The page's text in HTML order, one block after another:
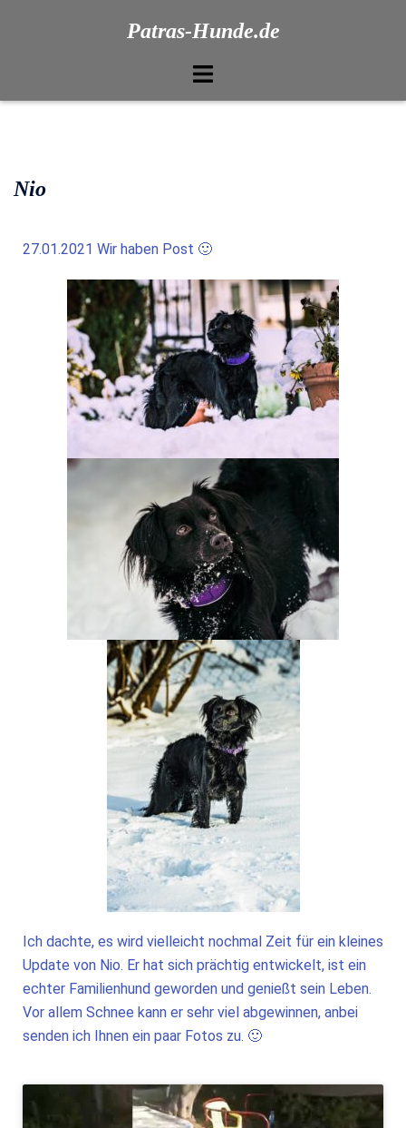
Patras-Hunde.de
Nio
27.01.2021 Wir haben Post 🙂
Ich dachte, es wird vielleicht nochmal Zeit für ein kleines
Update von Nio. Er hat sich prächtig entwickelt, ist ein
echter Familienhund geworden und genießt sein Leben.
Vor allem Schnee kann er sehr viel abgewinnen, anbei
senden ich Ihnen ein paar Fotos zu. 🙂